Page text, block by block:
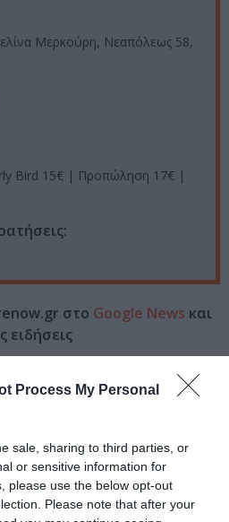
Process My Personal
sale, sharing to third parties, or
or sensitive information for
please use the below opt-out
Please note that after your
Μερκούρη, Νεαπόλεως 58,
Bird 15€ | Προπώληση 17€ |
στο Google News και
ειδήσεις
για την Τέχνη και τον
❯